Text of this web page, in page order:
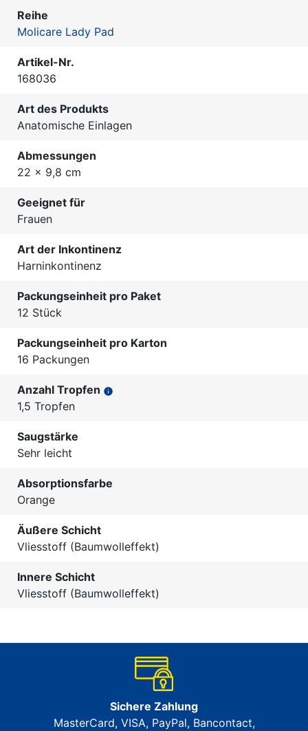
Reihe
Molicare Lady Pad
Artikel-Nr.
168036
Art des Produkts
Anatomische Einlagen
Abmessungen
22 x 9,8 cm
Geeignet für
Frauen
Art der Inkontinenz
Harninkontinenz
Packungseinheit pro Paket
12 Stück
Packungseinheit pro Karton
16 Packungen
Anzahl Tropfen info
1,5 Tropfen
Saugstärke
Sehr leicht
Absorptionsfarbe
Orange
Äußere Schicht
Vliesstoff (Baumwolleffekt)
Innere Schicht
Vliesstoff (Baumwolleffekt)
Sichere Zahlung
MasterCard, VISA, PayPal, Bancontact,